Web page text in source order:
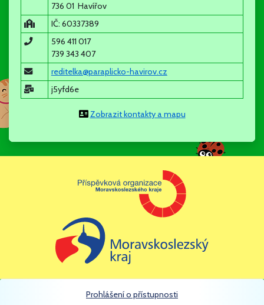
informativní schůzky nejsou povinné, vhodné pro rodiče
nových dětí, ale ráda se s Vámi všemi uvidím a vysvětlím
skutečnosti, které Vás zajímají.
Mgr. Šárka Chobotová - ředitelka
Zápis do MŠ se koná v DOPOLEDNÍCH HODINÁCH 12. a 13.5.
2025. Formuláře k vyplnění jsou k dispozici v sekci
evidencni list ditete.pdf
prihlaska ke stravovani.pdf
zadost o prijeti do ms.pdf
736 01 Havířov
IČ: 60337389
596 411 017
739 343 407
reditelka@paraplicko-havirov.cz
j5yfd6e
Zobrazit kontakty a mapu
Prohlášení o přístupnosti